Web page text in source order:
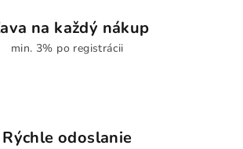
na každý nákup
min. 3% po registrácii
Rýchle odoslanie